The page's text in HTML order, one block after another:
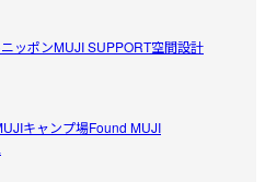
ッポンMUJI SUPPORT空間設計
キャンプ場Found MUJI